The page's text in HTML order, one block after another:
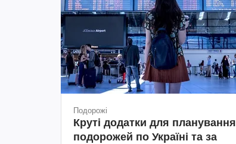
Подорожі
Круті додатки для планування
подорожей по Україні та за